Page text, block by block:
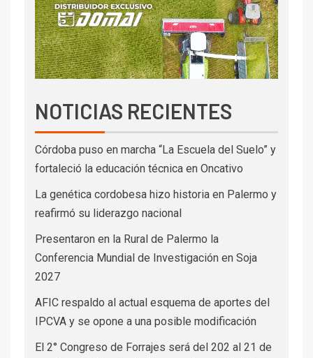
NOTICIAS RECIENTES
Córdoba puso en marcha “La Escuela del Suelo” y
fortaleció la educación técnica en Oncativo
La genética cordobesa hizo historia en Palermo y
reafirmó su liderazgo nacional
Presentaron en la Rural de Palermo la
Conferencia Mundial de Investigación en Soja
2027
AFIC respaldo al actual esquema de aportes del
IPCVA y se opone a una posible modificación
El 2° Congreso de Forrajes será del 202 al 21 de